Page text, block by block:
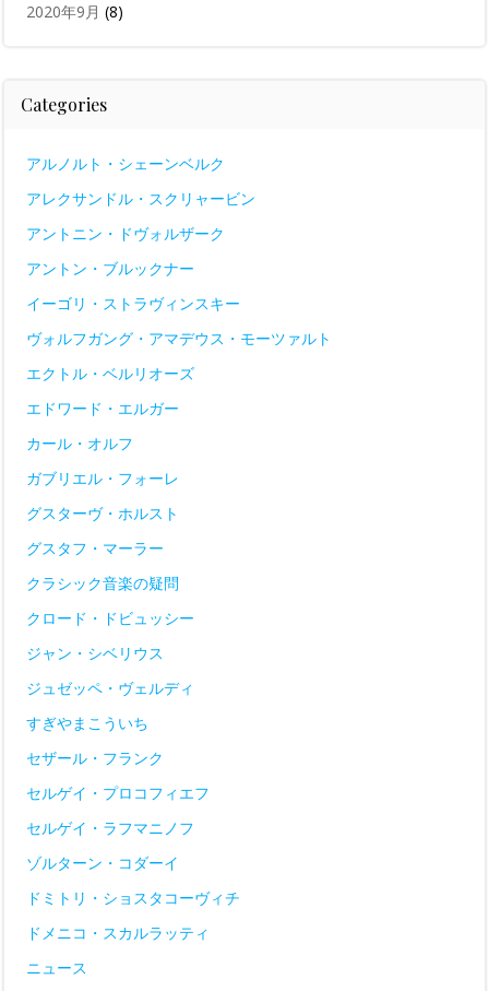
2020年9月 (8)
Categories
アルノルト・シェーンベルク
アレクサンドル・スクリャービン
アントニン・ドヴォルザーク
アントン・ブルックナー
イーゴリ・ストラヴィンスキー
ヴォルフガング・アマデウス・モーツァルト
エクトル・ベルリオーズ
エドワード・エルガー
カール・オルフ
ガブリエル・フォーレ
グスターヴ・ホルスト
グスタフ・マーラー
クラシック音楽の疑問
クロード・ドビュッシー
ジャン・シベリウス
ジュゼッペ・ヴェルディ
すぎやまこういち
セザール・フランク
セルゲイ・プロコフィエフ
セルゲイ・ラフマニノフ
ゾルターン・コダーイ
ドミトリ・ショスタコーヴィチ
ドメニコ・スカルラッティ
ニュース